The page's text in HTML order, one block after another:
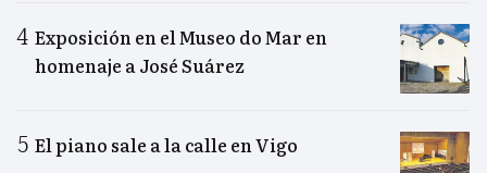
Exposición en el Museo do Mar en
homenaje a José Suárez
El piano sale a la calle en Vigo